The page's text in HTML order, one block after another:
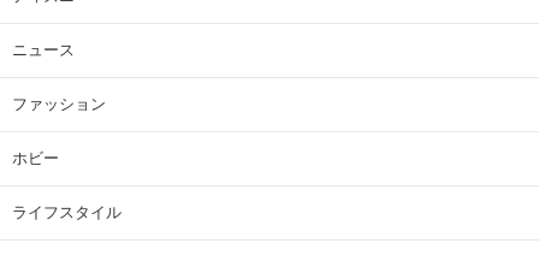
ニュース
ファッション
ホビー
ライフスタイル